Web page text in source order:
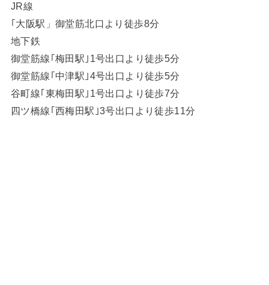
JR線
｢大阪駅」御堂筋北口より徒歩8分
地下鉄
御堂筋線｢梅田駅｣1号出口より徒歩5分
御堂筋線｢中津駅｣4号出口より徒歩5分
谷町線｢東梅田駅｣1号出口より徒歩7分
四ツ橋線｢西梅田駅｣3号出口より徒歩11分